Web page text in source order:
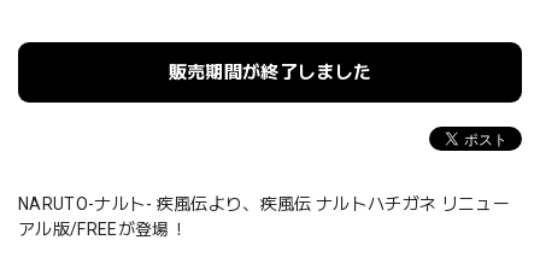
販売期間が終了しました
NARUTO-ナルト- 疾風伝より、疾風伝 ナルトハチガネ リニュー
アル版/FREEが登場！